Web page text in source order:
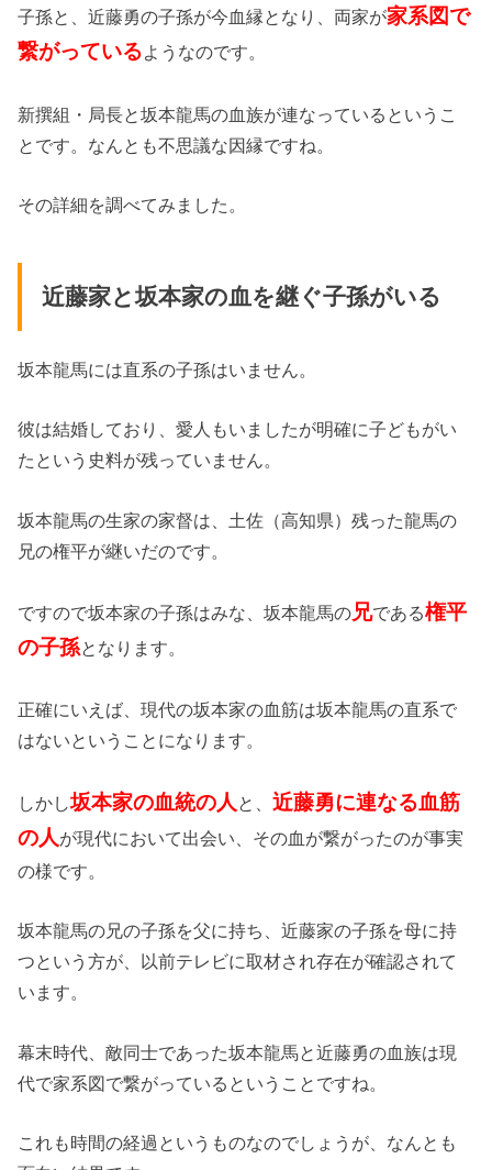
子孫と、近藤勇の子孫が今血縁となり、両家が家系図で
繋がっているようなのです。
新撰組・局長と坂本龍馬の血族が連なっているというこ
とです。なんとも不思議な因縁ですね。
その詳細を調べてみました。
近藤家と坂本家の血を継ぐ子孫がいる
坂本龍馬には直系の子孫はいません。
彼は結婚しており、愛人もいましたが明確に子どもがい
たという史料が残っていません。
坂本龍馬の生家の家督は、土佐（高知県）残った龍馬の
兄の権平が継いだのです。
ですので坂本家の子孫はみな、坂本龍馬の 兄である権平
の子孫となります。
正確にいえば、現代の坂本家の血筋は坂本龍馬の直系で
はないということになります。
しかし坂本家の血統の人 と、近藤勇に連なる血筋
の人 が現代において出会い、その血が繋がったのが事実
の様です。
坂本龍馬の兄の子孫を父に持ち、近藤家の子孫を母に持
つという方が、以前テレビに取材され存在が確認されて
います。
幕末時代、敵同士であった坂本龍馬と近藤勇の血族は現
代で家系図で繋がっているということですね。
これも時間の経過というものなのでしょうが、なんとも